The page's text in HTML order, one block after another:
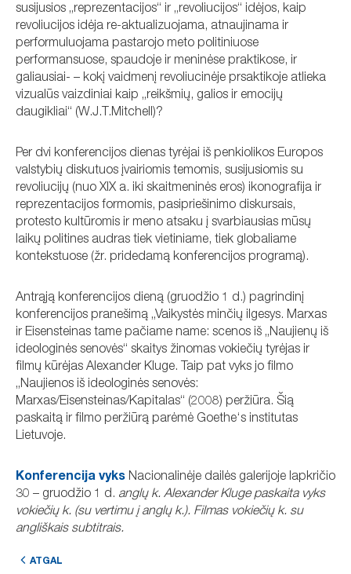
susijusios „reprezentacijos“ ir „revoliucijos“ idėjos, kaip
revoliucijos idėja re-aktualizuojama, atnaujinama ir
performuluojama pastarojo meto politiniuose
performansuose, spaudoje ir meninėse praktikose, ir
galiausiai- – kokį vaidmenį revoliucinėje prsaktikoje atlieka
vizualūs vaizdiniai kaip „reikšmių, galios ir emocijų
daugikliai“ (W.J.T.Mitchell)?
Per dvi konferencijos dienas tyrėjai iš penkiolikos Europos
valstybių diskutuos įvairiomis temomis, susijusiomis su
revoliucijų (nuo XIX a. iki skaitmeninės eros) ikonografija ir
reprezentacijos formomis, pasipriešinimo diskursais,
protesto kultūromis ir meno atsaku į svarbiausias mūsų
laikų politines audras tiek vietiniame, tiek globaliame
kontekstuose (žr. pridedamą konferencijos programą).
Antrąją konferencijos dieną (gruodžio 1 d.) pagrindinį
konferencijos pranešimą „Vaikystės minčių ilgesys. Marxas
ir Eisensteinas tame pačiame name: scenos iš „Naujienų iš
ideologinės senovės“ skaitys žinomas vokiečių tyrėjas ir
filmų kūrėjas Alexander Kluge. Taip pat vyks jo filmo
„Naujienos iš ideologinės senovės:
Marxas/Eisensteinas/Kapitalas“ (2008) peržiūra. Šią
paskaitą ir filmo peržiūrą parėmė Goethe‘s institutas
Lietuvoje.
Konferencija vyks Nacionalinėje dailės galerijoje lapkričio
30 – gruodžio 1 d. anglų k. Alexander Kluge paskaita vyks
vokiečių k. (su vertimu į anglų k.). Filmas vokiečių k. su
angliškais subtitrais.
ATGAL